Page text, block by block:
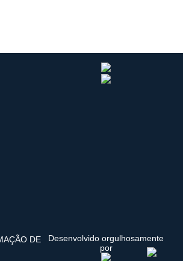
DE
Desenvolvido orgulhosamente
por